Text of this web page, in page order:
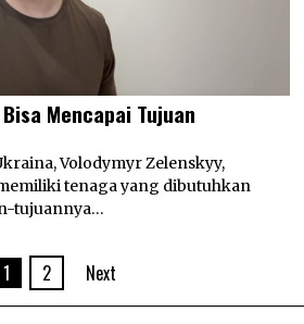
Mencapai Tujuan
Volodymyr Zelenskyy,
tenaga yang dibutuhkan
tujuannya…
1 2 Next